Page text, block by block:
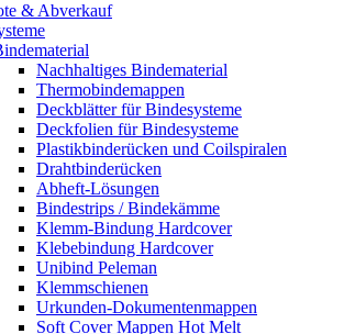
& Abverkauf
Nachhaltiges Bindematerial
Thermobindemappen
Deckblätter für Bindesysteme
Deckfolien für Bindesysteme
Plastikbinderücken und Coilspiralen
Drahtbinderücken
Abheft-Lösungen
Bindestrips / Bindekämme
Klemm-Bindung Hardcover
Klebebindung Hardcover
Unibind Peleman
Klemmschienen
Urkunden-Dokumentenmappen
Soft Cover Mappen Hot Melt